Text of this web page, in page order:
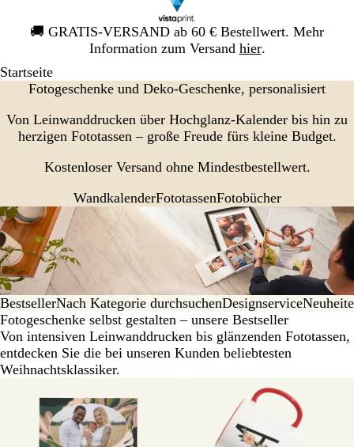
🚚 GRATIS-VERSAND ab 60 € Bestellwert. Mehr
Information zum Versand hier.
Galeriebild
1
Startseite
Fotogeschenke und Deko-Geschenke, personalisiert
Von Leinwanddrucken über Hochglanz-Kalender bis hin zu
herzigen Fototassen – große Freude fürs kleine Budget.
Kostenloser Versand ohne Mindestbestellwert.
WandkalenderFototassenFotobücher
BestsellerNach Kategorie durchsuchenDe­sign­ser­vice
Fotogeschenke selbst gestalten – unsere Bestseller
Von intensiven Leinwanddrucken bis glänzenden Fototassen,
entdecken Sie die bei unseren Kunden beliebtesten
Weihnachtsklassiker.